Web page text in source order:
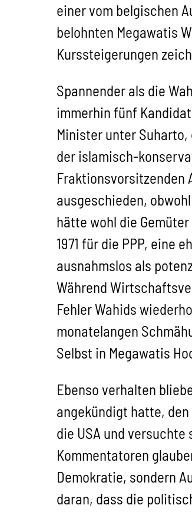
einer vom belgischen
belohnten Megawatis
Kurssteigerungen
Spannender als die
immerhin fünf
Minister unter
der islamisch-
Fraktionsvorsitzenden
ausgeschieden,
hätte wohl die
1971 für die PPP, eine
ausnahmslos als
Während
Fehler Wahids
monatelangen
Selbst in Megawatis
Ebenso verhalten
angekündigt hatte,
die USA und
Kommentatoren
Demokratie, sondern
daran, dass die